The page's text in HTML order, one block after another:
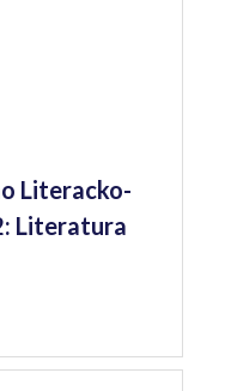
Literacko-
Literatura